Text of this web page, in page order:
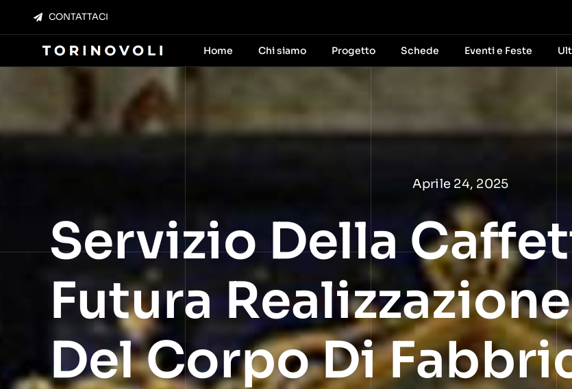
contenuto
CONTATTACI
Home Chi siamo Progetto Schede Eventi e Feste
Aprile 24, 2025
Servizio Della
Futura
Del Corpo Di